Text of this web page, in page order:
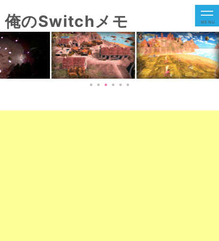
俺のSwitchメモ MENU